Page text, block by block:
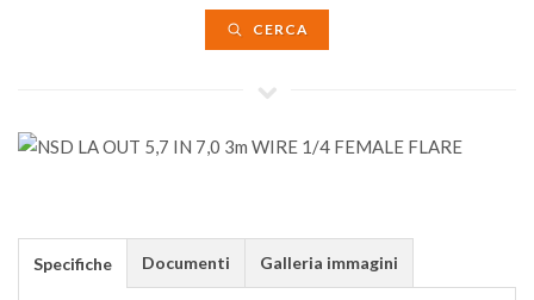
CERCA
Specifiche Documenti Galleria immagini